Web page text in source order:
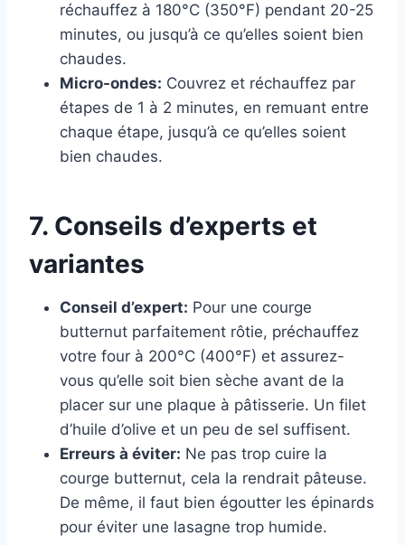
réchauffez à 180°C (350°F) pendant 20-25
minutes, ou jusqu’à ce qu’elles soient bien
chaudes.
Micro-ondes: Couvrez et réchauffez par
étapes de 1 à 2 minutes, en remuant entre
chaque étape, jusqu’à ce qu’elles soient
bien chaudes.
7. Conseils d’experts et
variantes
Conseil d’expert: Pour une courge
butternut parfaitement rôtie, préchauffez
votre four à 200°C (400°F) et assurez-
vous qu’elle soit bien sèche avant de la
placer sur une plaque à pâtisserie. Un filet
d’huile d’olive et un peu de sel suffisent.
Erreurs à éviter: Ne pas trop cuire la
courge butternut, cela la rendrait pâteuse.
De même, il faut bien égoutter les épinards
pour éviter une lasagne trop humide.